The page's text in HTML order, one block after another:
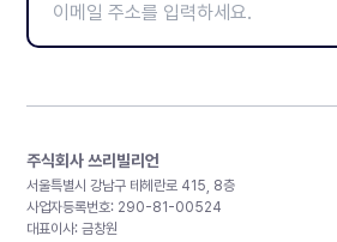
주식회사 쓰리빌리언
서울특별시 강남구 테헤란로 415, 8층
사업자등록번호: 290-81-00524
대표이사: 금창원